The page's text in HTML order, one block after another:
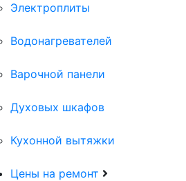
Электроплиты
Водонагревателей
Варочной панели
Духовых шкафов
Кухонной вытяжки
Цены на ремонт